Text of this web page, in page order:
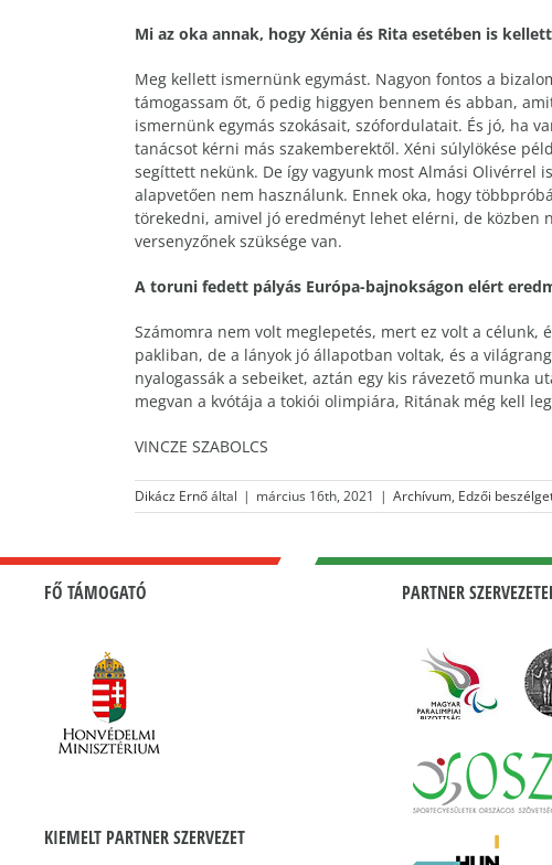
Mi az oka annak, hogy Xénia és Rita esetében is
Meg kellett ismernünk egymást. Nagyon fontos a
támogassam őt, ő pedig higgyen bennem és abban,
ismernünk egymás szokásait, szófordulatait. És jó, ha
tanácsot kérni más szakemberektől. Xéni súlylökése
segíttett nekünk. De így vagyunk most Almási Olivérrel
alapvetően nem használunk. Ennek oka, hogy
törekedni, amivel jó eredményt lehet elérni, de közben
versenyzőnek szüksége van.
A toruni fedett pályás Európa-bajnokságon elért
Számomra nem volt meglepetés, mert ez volt a
pakliban, de a lányok jó állapotban voltak, és a
nyalogassák a sebeiket, aztán egy kis rávezető munka
megvan a kvótája a tokiói olimpiára, Ritának még kell
VINCZE SZABOLCS
Dikácz Ernőáltal | március 16th, 2021 | Archívum, Edzői
FŐ TÁMOGATÓ
KIEMELT PARTNER SZERVEZET
PARTNER